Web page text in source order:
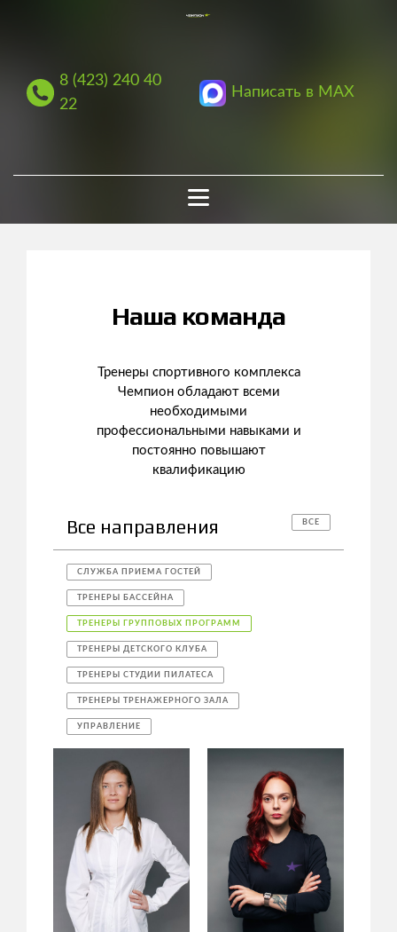
8 (423) 240 40
22
Написать в MAX
Наша команда
Тренеры спортивного комплекса
Чемпион обладают всеми
необходимыми
профессиональными навыками и
постоянно повышают
квалификацию
ВСЕ
Все направления
СЛУЖБА ПРИЕМА ГОСТЕЙ
ТРЕНЕРЫ БАССЕЙНА
ТРЕНЕРЫ ГРУППОВЫХ ПРОГРАММ
ТРЕНЕРЫ ДЕТСКОГО КЛУБА
ТРЕНЕРЫ СТУДИИ ПИЛАТЕСА
ТРЕНЕРЫ ТРЕНАЖЕРНОГО ЗАЛА
УПРАВЛЕНИЕ